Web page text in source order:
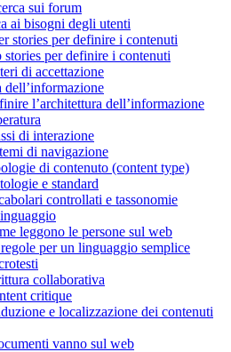
sui forum
ai bisogni degli utenti
stories per definire i contenuti
stories per definire i contenuti
di accettazione
l’architettura dell’informazione
di interazione
di navigazione
di contenuto (content type)
e standard
controllati e tassonomie
leggono le persone sul web
per un linguaggio semplice
collaborativa
critique
e localizzazione dei contenuti
vanno sul web